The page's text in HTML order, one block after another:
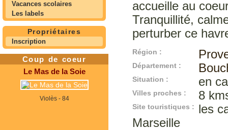
Vacances scolaires
Les labels
Propriétaires
Inscription
Coup de coeur
Le Mas de la Soie
Violès - 84
accueille au
Tranquillité,
perturber ce
Région :
Département :
Situation : en
Villes proches : 8
Site touristiques :
les
Marseille